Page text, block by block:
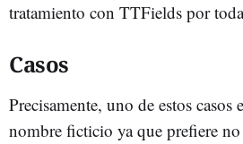
tratamiento con TTFields por
Casos
Precisamente, uno de estos casos
nombre ficticio ya que prefiere